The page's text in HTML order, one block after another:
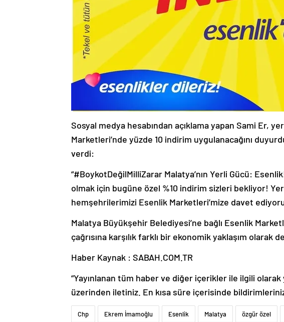
Sosyal medya hesabından açıklama yapan Sami Er,
Marketleri’nde yüzde 10 indirim uygulanacağını
verdi:
“#BoykotDeğilMilliZarar Malatya’nın Yerli Gücü:
olmak için bugüne özel %10 indirim sizleri bekliyor!
hemşehrilerimizi Esenlik Marketleri’mize davet
Malatya Büyükşehir Belediyesi’ne bağlı Esenlik
çağrısına karşılık farklı bir ekonomik yaklaşım olarak
Haber Kaynak : SABAH.COM.TR
“Yayınlanan tüm haber ve diğer içerikler ile ilgili
üzerinden iletiniz. En kısa süre içerisinde
Chp Ekrem İmamoğlu Esenlik Malatya özgür özel